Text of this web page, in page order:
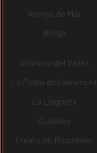
Arenys de Mar
Berga
Vilanova del Vallès
La Pobla de Claramunt
La Llagosta
Cubelles
Eulàlia de Riuprimer